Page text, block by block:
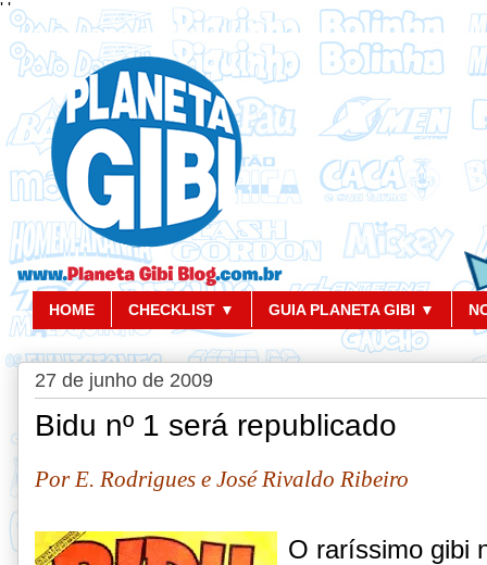
' '
HOME CHECKLIST ▼ GUIA PLANETA GIBI ▼
27 de junho de 2009
Bidu nº 1 será republicado
Por E. Rodrigues e José Rivaldo Ribeiro
O raríssimo gibi